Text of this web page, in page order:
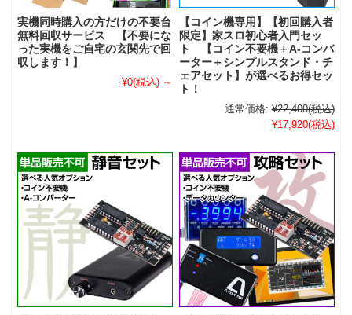
実機同時購入の方だけの不要台
無料回収サービス 【不要にな
った実機をご自宅の玄関先で回
収します！】
¥0(税込) ～
【コイン機専用】【初回購入者
限定】家スロ初心者入門セッ
ト 【コイン不要機＋A-コンバ
ーター＋シンプルスタンド・チ
ェアセット】が選べるお得セッ
ト！
通常価格: ¥22,400(税込)
¥17,920(税込)